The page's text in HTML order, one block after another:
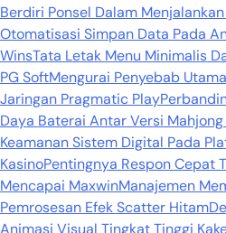
Berdiri Ponsel Dalam
Otomatisasi Simpan Data Pada
WinsTata Letak Menu Minimalis
PG SoftMengurai Penyebab
Jaringan Pragmatic Play
Daya Baterai Antar Versi
Keamanan Sistem Digital Pada
KasinoPentingnya Respon Cepat
Mencapai MaxwinManajemen
Pemrosesan Efek Scatter Hitam
Animasi Visual Tingkat Tinggi